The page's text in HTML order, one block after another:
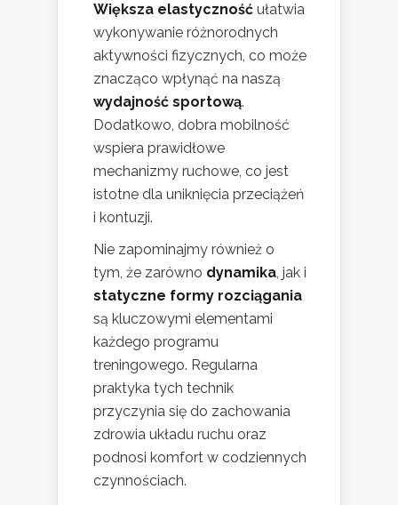
Większa elastyczność ułatwia
wykonywanie różnorodnych
aktywności fizycznych, co może
znacząco wpłynąć na naszą
wydajność sportową.
Dodatkowo, dobra mobilność
wspiera prawidłowe
mechanizmy ruchowe, co jest
istotne dla uniknięcia przeciążeń
i kontuzji.
Nie zapominajmy również o
tym, że zarówno dynamika , jak i
statyczne formy rozciągania
są kluczowymi elementami
każdego programu
treningowego. Regularna
praktyka tych technik
przyczynia się do zachowania
zdrowia układu ruchu oraz
podnosi komfort w codziennych
czynnościach.